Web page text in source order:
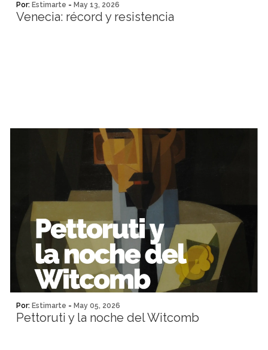
Por: Estimarte - May 13, 2026
Venecia: récord y resistencia
Por: Estimarte - May 05, 2026
Pettoruti y la noche del Witcomb